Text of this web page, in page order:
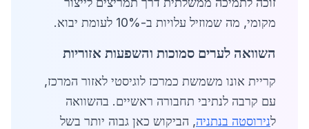
מקומי, מה שמוזיל עלויות ב-10% לעומת יבוא.
השוואה לערים סמוכות והשפעות אזוריות
קריית אונו משמשת כמרכז לוגיסטי לאזור המרכז,
עם קרבה לנתיבי תחבורה ראשיים. בהשוואה
לנירוסטה בנתניה, הביקוש כאן גבוה יותר בשל